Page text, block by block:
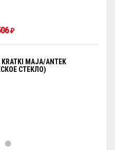
₽
MAJA/ANTEK
СТЕКЛО)